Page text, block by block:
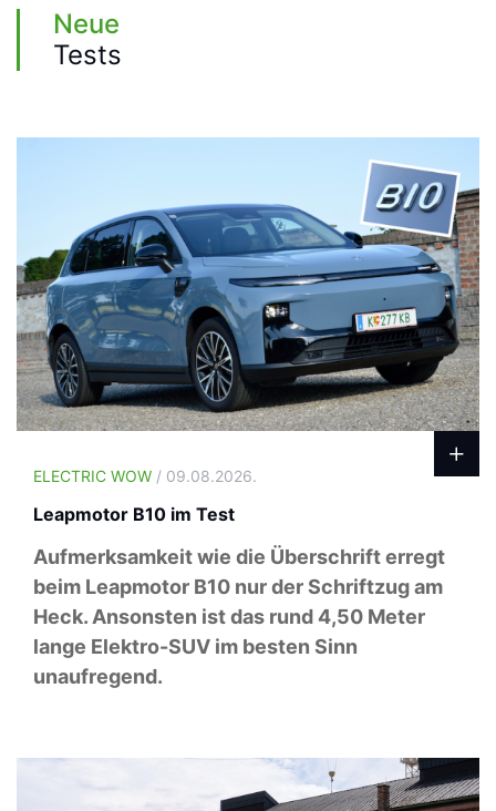
Neue
Tests
ELECTRIC WOW / 09.08.2026.
Leapmotor B10 im Test
Aufmerksamkeit wie die Überschrift erregt
beim Leapmotor B10 nur der Schriftzug am
Heck. Ansonsten ist das rund 4,50 Meter
lange Elektro-SUV im besten Sinn
unaufregend.